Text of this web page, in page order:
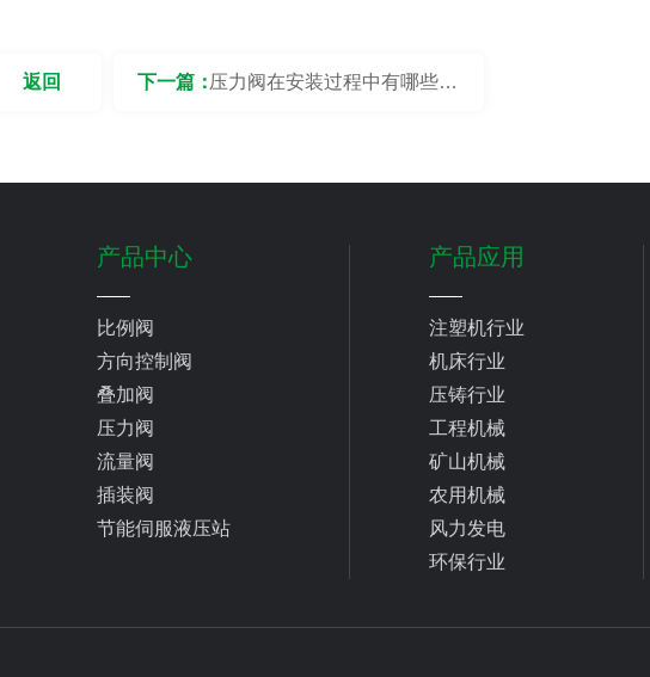
下一篇：压力阀在安装过程中有哪些注
返回
产品中心
比例阀
方向控制阀
叠加阀
压力阀
流量阀
插装阀
节能伺服液压站
产品应用
注塑机行业
机床行业
压铸行业
工程机械
矿山机械
农用机械
风力发电
环保行业